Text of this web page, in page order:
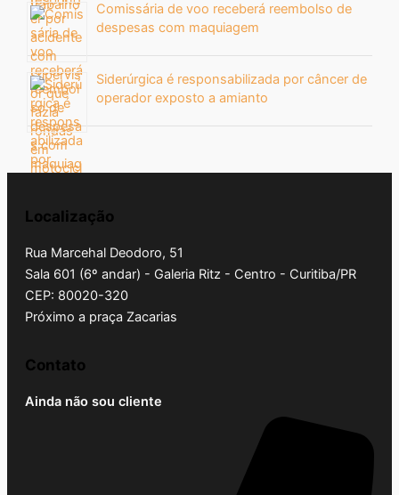
Comissária de voo receberá reembolso de
despesas com maquiagem
Siderúrgica é responsabilizada por câncer de
operador exposto a amianto
Localização
Rua Marcehal Deodoro, 51
Sala 601 (6º andar) - Galeria Ritz - Centro - Curitiba/PR
CEP: 80020-320
Próximo a praça Zacarias
Contato
Ainda não sou cliente